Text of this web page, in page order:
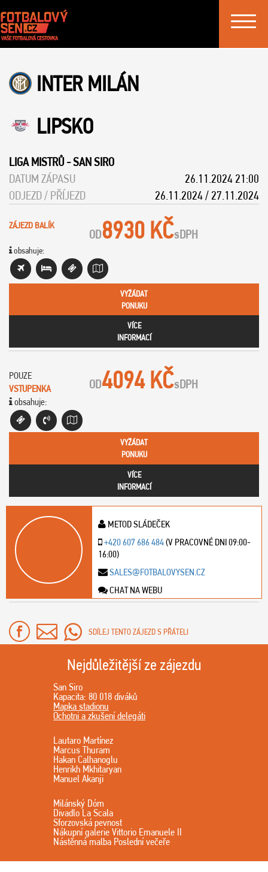
Toggle
INTER MILÁN
LIPSKO
LIGA MISTRŮ -SAN SIRO
DATUM ZÁPASU
26.11.2024 21:00
ODJEZD / PŘÍJEZD
26.11.2024 / 27.11.2024
ZÁJEZD BALÍK
obsahuje:
OD8930 KČsDPH
VYŽÁDAT
PONUKU
VÍCE
INFORMACÍ
POUZE
VSTUPENKA
obsahuje:
OD4094 KČsDPH
VYŽÁDAT
PONUKU
VÍCE
INFORMACÍ
METOD SLÁDEČEK
+420 607 686 484(V PRACOVNÉ DNI 09:00-
16:00)
SALES@FOTBALOVYSEN.CZ
CHAT NA WEBU
SDÍLEJ TENTO ZÁJEZD S PŘÁTELI
Nejdůležitější ze zájezdu
San Siro
Kapacita: 80 018 diváků
Mapka stadionu
Ochotni a zkušení delegáti
Lautaro Martínez
Marcus Thuram
Hakan Calhanoglu
Henrikh Mkhitaryan
Manuel Akanji
Milánský Dóm
Divadlo La Scala
Sforzovská pevnost
Nákupní galerie Vittorio Emanuele II
Nástěnná malba Poslední večeře